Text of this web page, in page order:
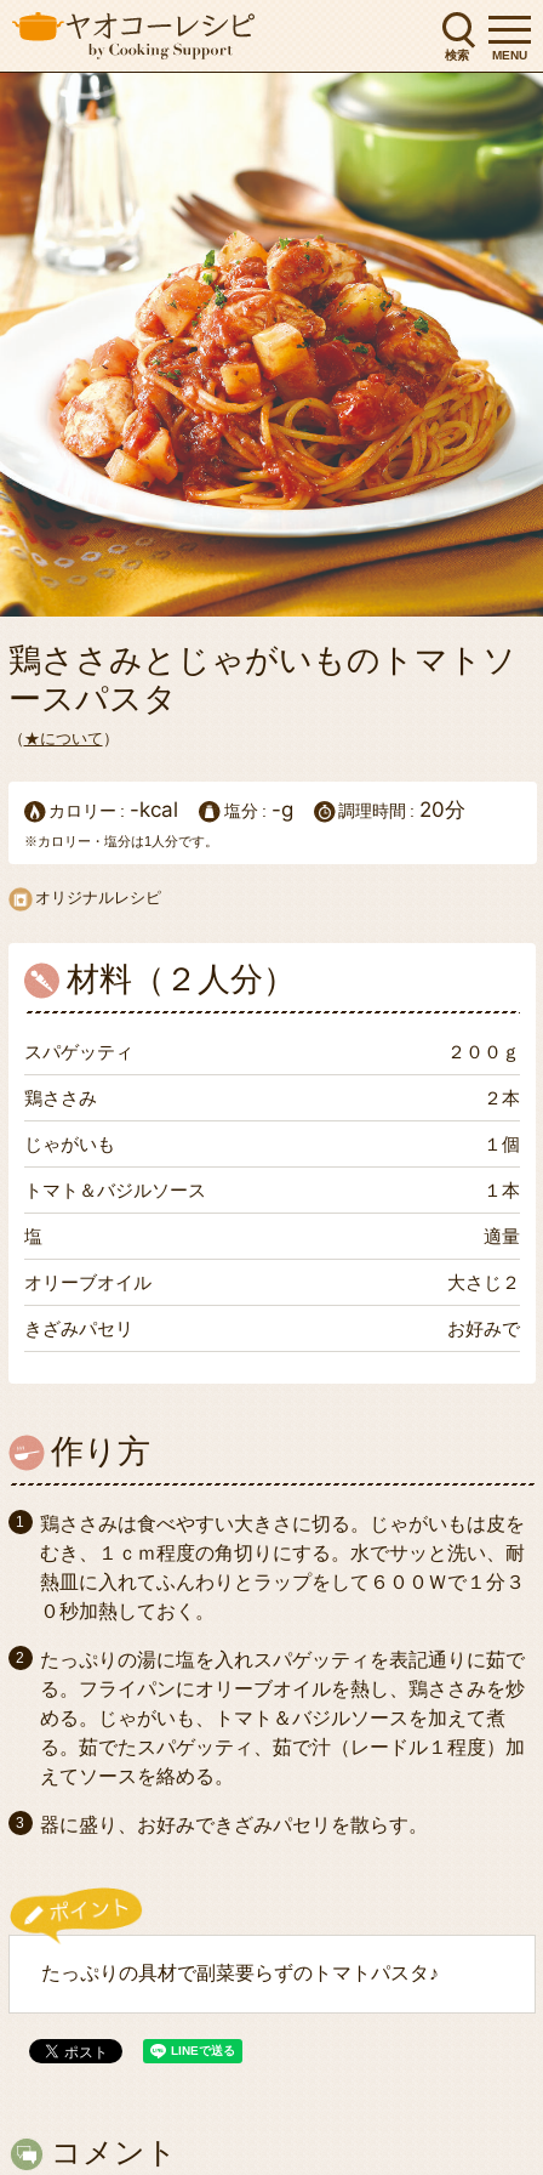
検索 MENU
鶏ささみとじゃがいものトマトソ
ースパスタ
（ ★について ）
カロリー -kcal 塩分 -g 調理時間 20分
※カロリー・塩分は1人分です。
オリジナルレシピ
材料（２人分）
スパゲッティ ２００ｇ
鶏ささみ ２本
じゃがいも １個
トマト＆バジルソース １本
塩 適量
オリーブオイル 大さじ２
きざみパセリ お好みで
作り方
鶏ささみは食べやすい大きさに切る。じゃがいもは皮を
むき、１ｃｍ程度の角切りにする。水でサッと洗い、耐
熱皿に入れてふんわりとラップをして６００Ｗで１分３
０秒加熱しておく。
たっぷりの湯に塩を入れスパゲッティを表記通りに茹で
る。フライパンにオリーブオイルを熱し、鶏ささみを炒
める。じゃがいも、トマト＆バジルソースを加えて煮
る。茹でたスパゲッティ、茹で汁（レードル１程度）加
えてソースを絡める。
器に盛り、お好みできざみパセリを散らす。
たっぷりの具材で副菜要らずのトマトパスタ♪
コメント